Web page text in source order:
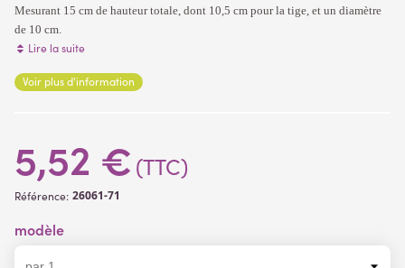
Mesurant 15 cm de hauteur totale, dont 10,5 cm pour la tige, et un diamètre
de 10 cm.
Livrée sans pot.
Lire la suite
Voir plus d'information
5,52 € (TTC)
Référence: 26061-71
modèle